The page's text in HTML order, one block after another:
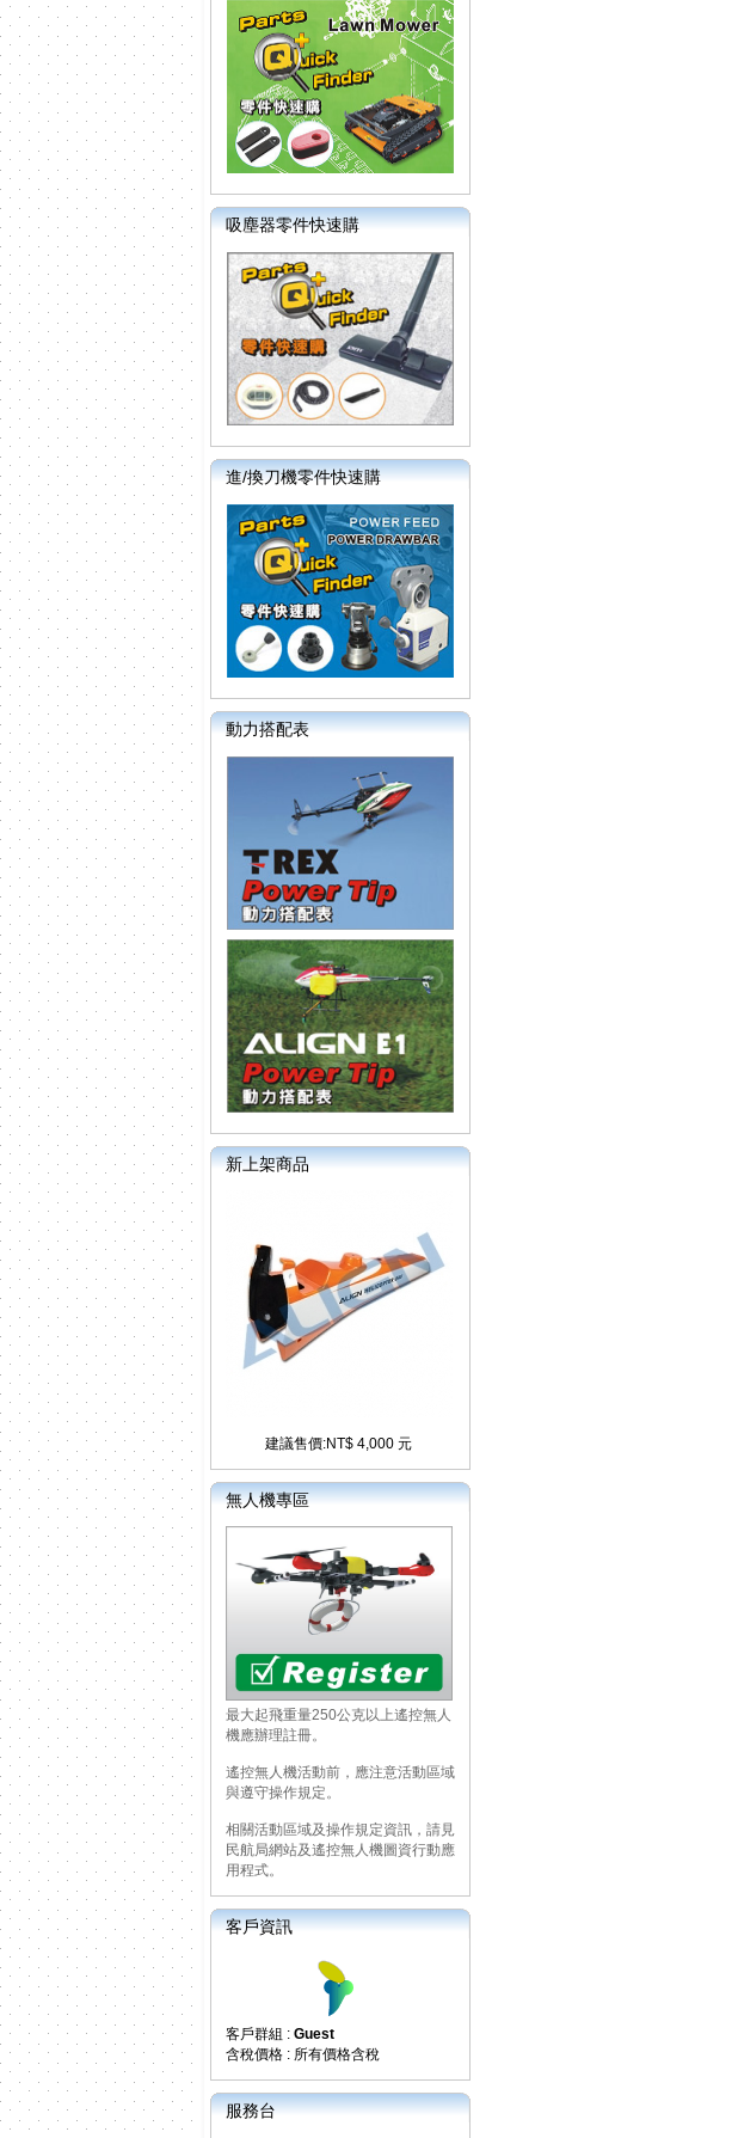
吸塵器零件快速購
進/換刀機零件快速購
動力搭配表
新上架商品
建議售價:NT$ 4,000 元
無人機專區
最大起飛重量250公克以上遙控無人
機應辦理註冊。
遙控無人機活動前，應注意活動區域
與遵守操作規定。
相關活動區域及操作規定資訊，請見
民航局網站及遙控無人機圖資行動應
用程式。
客戶資訊
客戶群組 : Guest
含稅價格 : 所有價格含稅
服務台